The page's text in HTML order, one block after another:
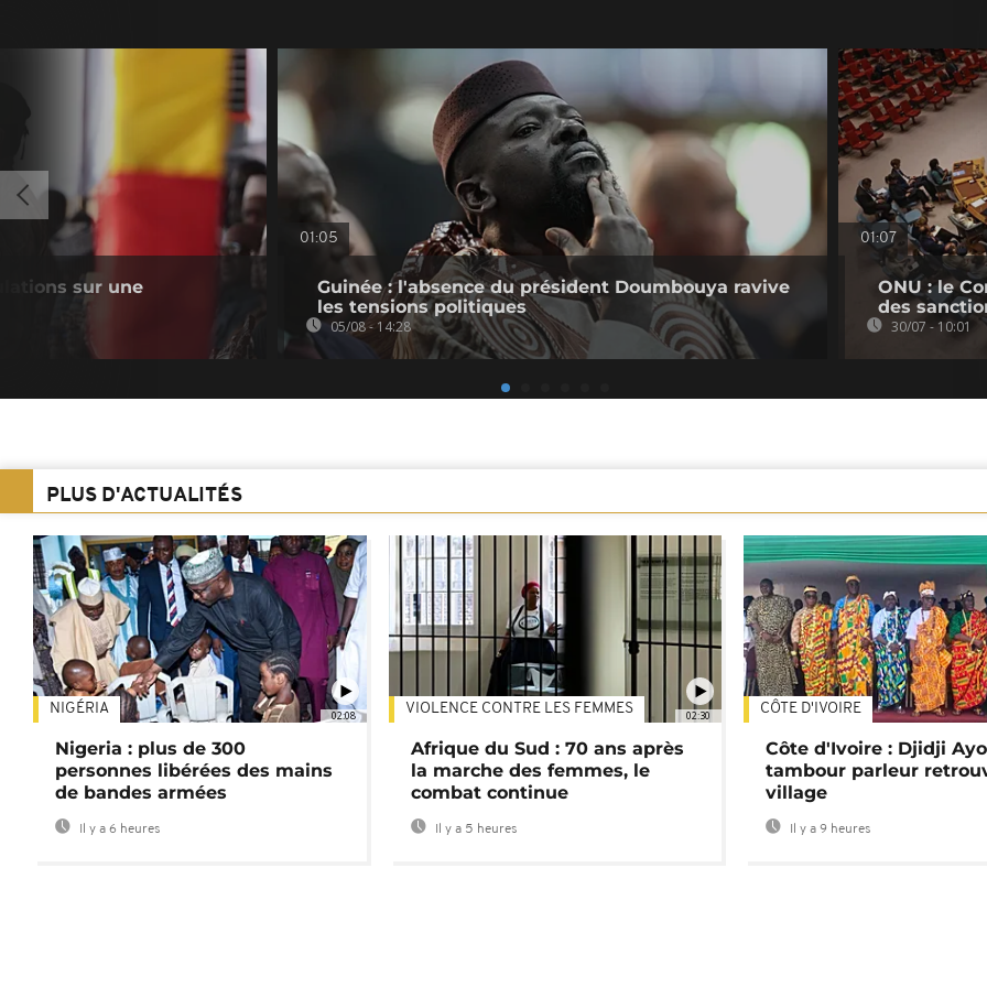
sur une
01:05
Guinée : l'absence du président Doumbouya ravive
les tensions politiques
05/08 - 14:28
01:07
ONU : le
des
30/07 - 10:01
PLUS D'ACTUALITÉS
02:08
NIGÉRIA
Nigeria : plus de 300
personnes libérées des mains
de bandes armées
Il y a 6 heures
02:30
VIOLENCE CONTRE LES FEMMES
Afrique du Sud : 70 ans après
la marche des femmes, le
combat continue
Il y a 5 heures
CÔTE D'IVOIRE
Côte d'Ivoire : Djidji
tambour parleur
village
Il y a 9 heures